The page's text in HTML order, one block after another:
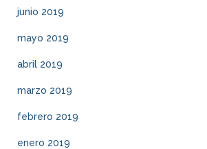
junio 2019
mayo 2019
abril 2019
marzo 2019
febrero 2019
enero 2019